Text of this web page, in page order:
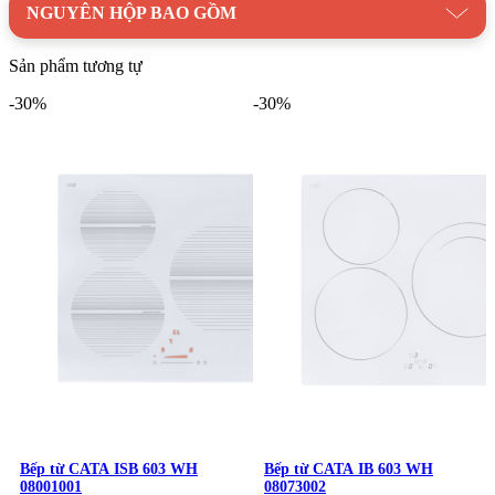
Bếp từ CATA IB 6203 BK
Mua bếp từ CATA IB 6203 BK chính
hãng tại Kim Quốc Tiến
IB 6203 BK 08073400 là sự lựa chọn hoàn hảo cho những gia
còn góp phần làm tăng thêm vẻ đẹp cho không gian bếp nhà
NGUYÊN HỘP BAO GỒM
Sản phẩm tương tự
-30%
Bếp từ CATA ISB 603 WH
08001001
-30%
Bếp từ CATA IB 603 WH
08073002